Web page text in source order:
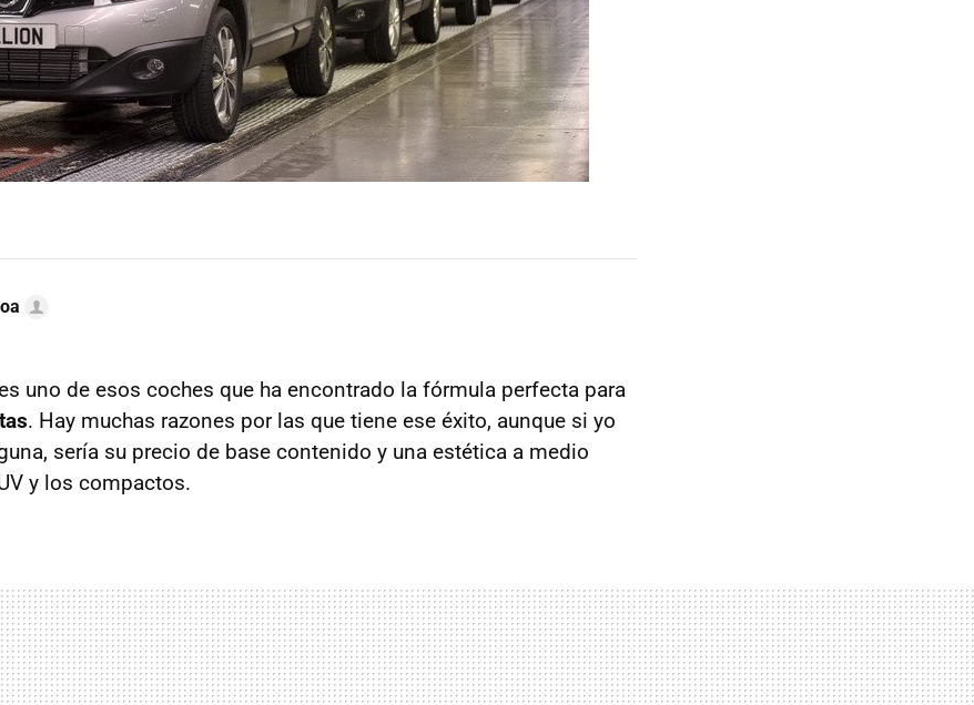
uno de esos coches que ha encontrado la fórmula perfecta para
. Hay muchas razones por las que tiene ese éxito, aunque si yo
sería su precio de base contenido y una estética a medio
y los compactos.